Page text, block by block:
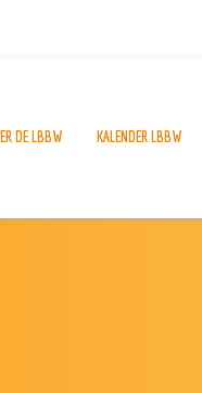
DE LBBW KALENDER LBBW